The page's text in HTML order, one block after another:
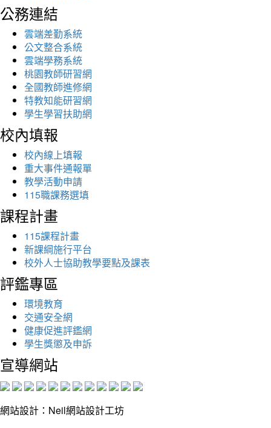
公務連結
雲端差勤系統
公文整合系統
雲端學務系統
桃園教師研習網
全國教師進修網
特教知能研習網
學生學習扶助網
校內填報
校內線上填報
重大事件通報單
教學活動申請
115職課務選填
課程計畫
115課程計畫
新課綱施行平台
校外人士協助教學要點及課表
評鑑專區
環境教育
交通安全網
健康促進評鑑網
學生獎懲及申訴
宣導網站
網站設計：Neil網站設計工坊